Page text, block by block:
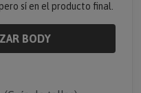
sí en el producto final.
BODY